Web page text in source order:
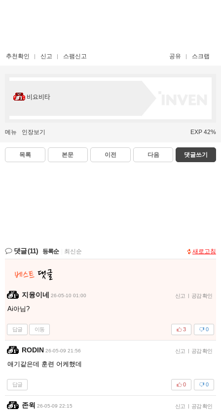
추천확인 신고 스팸신고 공유 스크랩
비요비타
메뉴 인장보기 EXP 42%
목록 본문 이전 다음 댓글쓰기
댓글(11) 등록순 최신순 새로고침
지융이네 26-05-10 01:00 신고 | 공감 확인
Ai아님?
답글 이동 0
3
RODIN 26-05-09 21:56 신고 | 공감 확인
애기같은데 훈련 어케했데
답글 0
0
존윅 26-05-09 22:15 신고 | 공감 확인